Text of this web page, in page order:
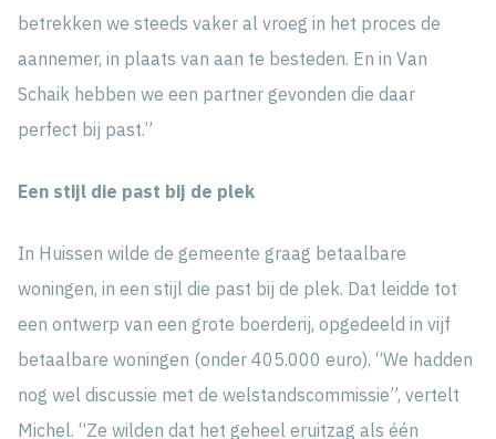
betrekken we steeds vaker al vroeg in het proces de
aannemer, in plaats van aan te besteden. En in Van
Schaik hebben we een partner gevonden die daar
perfect bij past.”
Een stijl die past bij de plek
In Huissen wilde de gemeente graag betaalbare
woningen, in een stijl die past bij de plek. Dat leidde tot
een ontwerp van een grote boerderij, opgedeeld in vijf
betaalbare woningen (onder 405.000 euro). “We hadden
nog wel discussie met de welstandscommissie”, vertelt
Michel. “Ze wilden dat het geheel eruitzag als één